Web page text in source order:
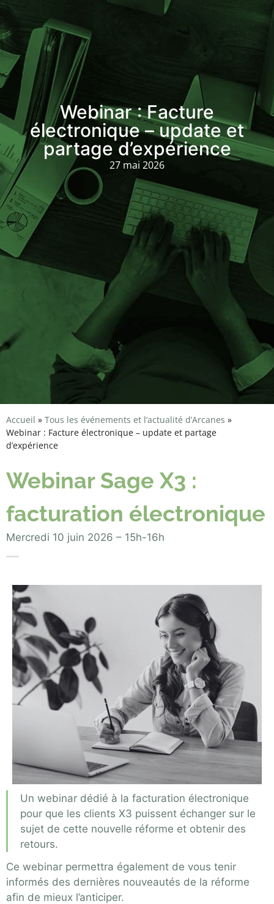
Webinar : Facture
électronique – update et
partage d’expérience
27 mai 2026
Accueil » Tous les événements et l’actualité d’Arcanes »
Webinar : Facture électronique – update et partage
d’expérience
Webinar Sage X3 :
facturation électronique
Mercredi 10 juin 2026 – 15h-16h
Un webinar dédié à la facturation électronique
pour que les clients X3 puissent échanger sur le
sujet de cette nouvelle réforme et obtenir des
retours.
Ce webinar permettra également de vous tenir
informés des dernières nouveautés de la réforme
afin de mieux l’anticiper.